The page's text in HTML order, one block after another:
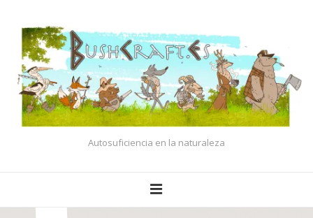
Saltar
contenido
principal
Autosuficiencia en la naturaleza
principal